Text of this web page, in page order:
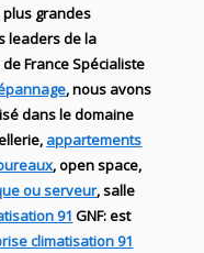
grandes
leadersde la
France Spécialiste
, nous avons
dans le domaine
appartements
, open space,
ou serveur, salle
91 GNF:est
climatisation 91